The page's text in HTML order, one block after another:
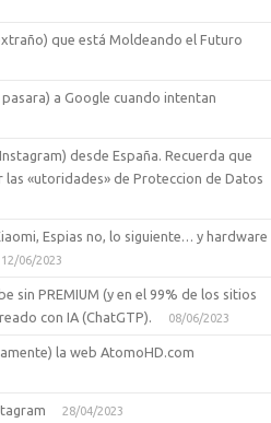
que está Moldeando el Futuro
a Google cuando intentan
desde España. Recuerda que
«utoridades» de Proteccion de Datos
Espias no, lo siguiente… y hardware
12/06/2023
sin PREMIUM (y en el 99% de los sitios
con IA (ChatGTP).
08/06/2023
la web AtomoHD.com
28/04/2023